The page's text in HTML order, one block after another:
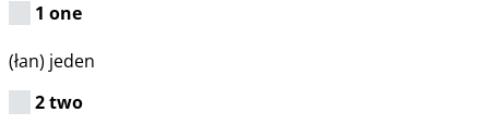
1 one
(łan) jeden
2 two